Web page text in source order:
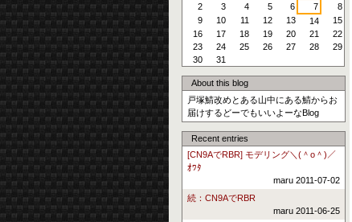
2
3 4 5 6 7
8
9
10 11 12 13 14
15
16
17 18 19 20 21
22
23
24 25 26 27 28
29
30
31
About this blog
戸塚鯖改めとある山中にある鯖からお
届けするどーでもいいよーなBlog
Recent entries
[CN9AでRBR] モデリング＼(＾o＾)／
ｵﾜﾀ
maru 2011-07-02
続：CN9AでRBR
maru 2011-06-25